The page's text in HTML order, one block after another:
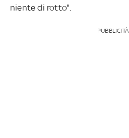
niente di rotto".
PUBBLICITÀ